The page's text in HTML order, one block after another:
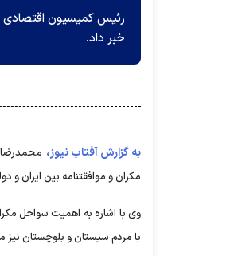
رئیس کمیسیون اقتصادی
خبر داد.
به گزارش آفتاب نیوز، محمدرضا
مکران و موافقتنامه بین ایران
وی با اشاره به اهمیت سواحل
با مردم سیستان و بلوچستان